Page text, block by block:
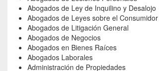
Abogados de Ley de Inquilino y Desalojo
Abogados de Leyes sobre el Consumidor
Abogados de Litigación General
Abogados de Negocios
Abogados en Bienes Raíces
Abogados Laborales
Administración de Propiedades